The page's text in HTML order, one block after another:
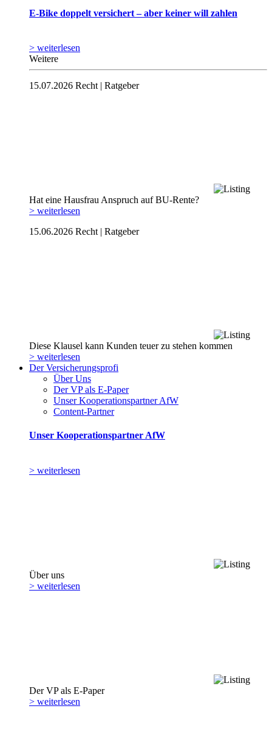
E-Bike doppelt versichert – aber keiner will zahlen
> weiterlesen
Weitere
15.07.2026 Recht | Ratgeber
Hat eine Hausfrau Anspruch auf BU-Rente?
> weiterlesen
15.06.2026 Recht | Ratgeber
Diese Klausel kann Kunden teuer zu stehen kommen
> weiterlesen
Der Versicherungsprofi
Über Uns
Der VP als E-Paper
Unser Kooperationspartner AfW
Content-Partner
Unser Kooperationspartner AfW
> weiterlesen
Über uns
> weiterlesen
Der VP als E-Paper
> weiterlesen